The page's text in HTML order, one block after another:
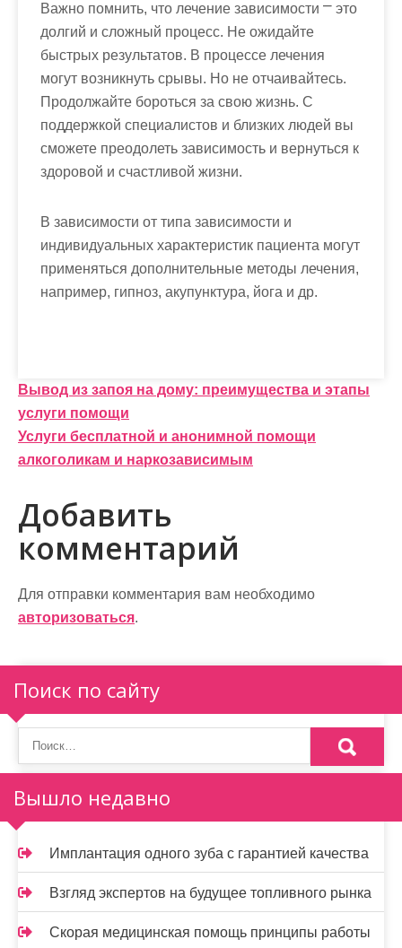
Важно помнить, что лечение зависимости ⎻ это
долгий и сложный процесс. Не ожидайте
быстрых результатов. В процессе лечения
могут возникнуть срывы. Но не отчаивайтесь.
Продолжайте бороться за свою жизнь. С
поддержкой специалистов и близких людей вы
сможете преодолеть зависимость и вернуться к
здоровой и счастливой жизни.
В зависимости от типа зависимости и
индивидуальных характеристик пациента могут
применяться дополнительные методы лечения,
например, гипноз, акупунктура, йога и др.
Н
а
в
и
г
а
ц
и
я
п
о
з
а
п
и
с
я
Вывод из запоя на дому: преимущества и этапы
услуги помощи
Услуги бесплатной и анонимной помощи
алкоголикам и наркозависимым
Добавить
комментарий
Для отправки комментария вам необходимо
авторизоваться.
Поиск по сайту
Вышло недавно
Имплантация одного зуба с гарантией качества
Взгляд экспертов на будущее топливного рынка
Скорая медицинская помощь принципы работы